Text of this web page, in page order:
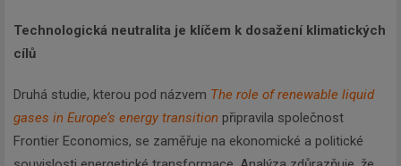
Technologická neutralita je klíčem k dosažení klimatických
cílů
Druhá studie, kterou pod názvem The role of renewable liquid
gases in Europe’s energy transition připravila společnost
Frontier Economics, se zaměřuje na ekonomické a politické